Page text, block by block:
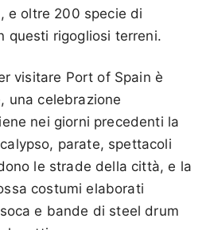
e oltre 200 specie di
questi rigogliosi terreni.
visitare Port of Spain è
una celebrazione
nei giorni precedenti la
parate, spettacoli
le strade della città, e la
costumi elaborati
e bande di steel drum